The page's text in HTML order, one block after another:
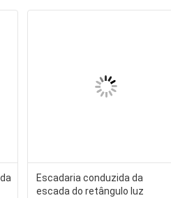
Escadaria conduzida da
escada do retângulo luz